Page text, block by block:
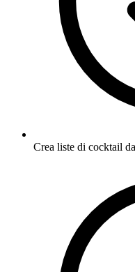
Crea liste di cocktail